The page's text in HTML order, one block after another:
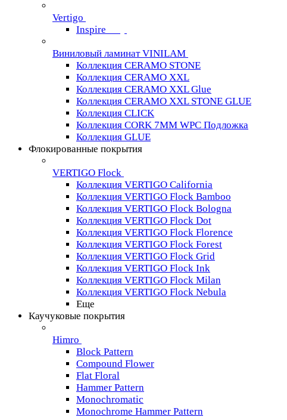
Vertigo
Inspire
Виниловый ламинат VINILAM
Коллекция CERAMO STONE
Коллекция CERAMO XXL
Коллекция CERAMO XXL Glue
Коллекция CERAMO XXL STONE GLUE
Коллекция CLICK
Коллекция CORK 7MM WPC Подложка
Коллекция GLUE
Флокированные покрытия
VERTIGO Flock
Коллекция VERTIGO California
Коллекция VERTIGO Flock Bamboo
Коллекция VERTIGO Flock Bologna
Коллекция VERTIGO Flock Dot
Коллекция VERTIGO Flock Florence
Коллекция VERTIGO Flock Forest
Коллекция VERTIGO Flock Grid
Коллекция VERTIGO Flock Ink
Коллекция VERTIGO Flock Milan
Коллекция VERTIGO Flock Nebula
Еще
Каучуковые покрытия
Himro
Block Pattern
Compound Flower
Flat Floral
Hammer Pattern
Monochromatic
Monochrome Hammer Pattern